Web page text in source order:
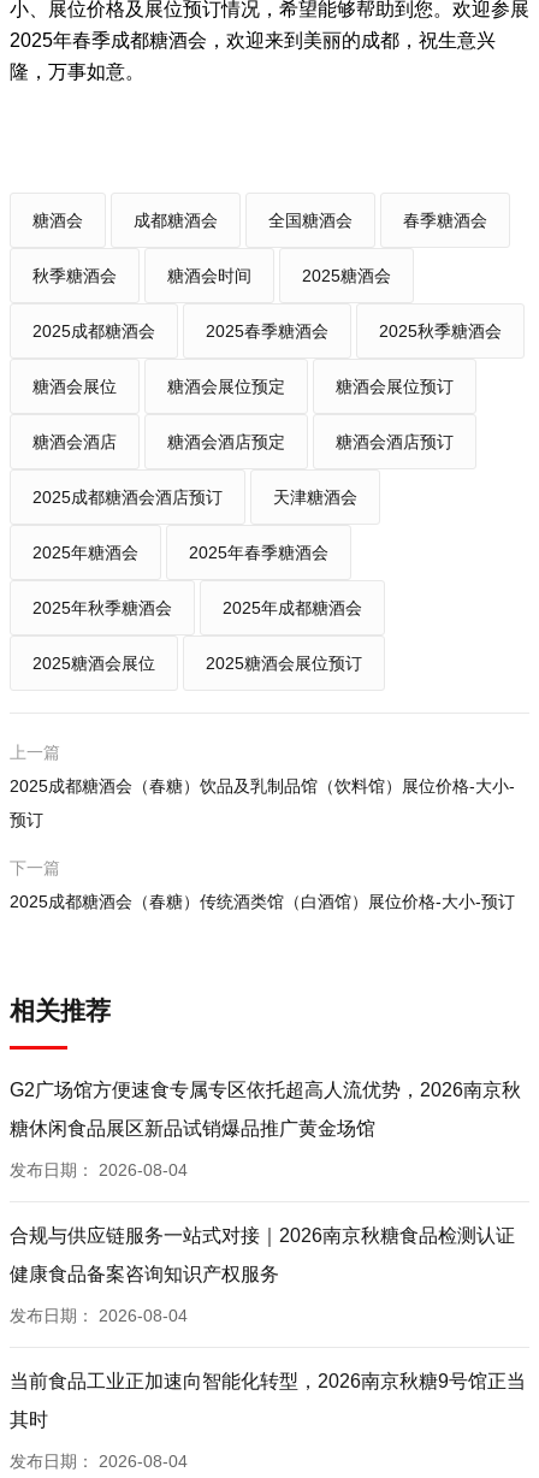
小、展位价格及展位预订情况，希望能够帮助到您。欢迎参展
2025年春季成都糖酒会，欢迎来到美丽的成都，祝生意兴
隆，万事如意。
糖酒会 成都糖酒会 全国糖酒会 春季糖酒会
秋季糖酒会 糖酒会时间 2025糖酒会
2025成都糖酒会 2025春季糖酒会 2025秋季糖酒会
糖酒会展位 糖酒会展位预定 糖酒会展位预订
糖酒会酒店 糖酒会酒店预定 糖酒会酒店预订
2025成都糖酒会酒店预订 天津糖酒会
2025年糖酒会 2025年春季糖酒会
2025年秋季糖酒会 2025年成都糖酒会
2025糖酒会展位 2025糖酒会展位预订
上一篇
2025成都糖酒会（春糖）饮品及乳制品馆（饮料馆）展位价格-大小-
预订
下一篇
2025成都糖酒会（春糖）传统酒类馆（白酒馆）展位价格-大小-预订
相关推荐
G2广场馆方便速食专属专区依托超高人流优势，2026南京秋
糖休闲食品展区新品试销爆品推广黄金场馆
发布日期： 2026-08-04
合规与供应链服务一站式对接｜2026南京秋糖食品检测认证
健康食品备案咨询知识产权服务
发布日期： 2026-08-04
当前食品工业正加速向智能化转型，2026南京秋糖9号馆正当
其时
发布日期： 2026-08-04